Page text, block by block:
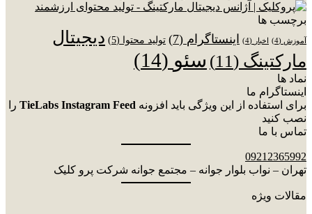
برچسب ها
آموزش (4) اخبار (4) اینستاگرام (7) تولید محتوا (5)
دیجیتال
مارکتینگ (11) سئو (14)
نماد ها
اینستاگرام ما
برای استفاده از این ویژگی باید افزونه TieLabs Instagram Feed را
نصب کنید
تماس با ما
09212365992
تهران – نواب بلوار جوانه – مجتمع جوانه شرکت پرو کلیک
مقالات ویژه